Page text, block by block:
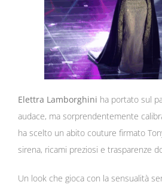
Elettra Lamborghini ha portato sul
audace, ma sorprendentemente
ha scelto un abito couture firmato
sirena, ricami preziosi e trasparenze
Un look che gioca con la sensualità